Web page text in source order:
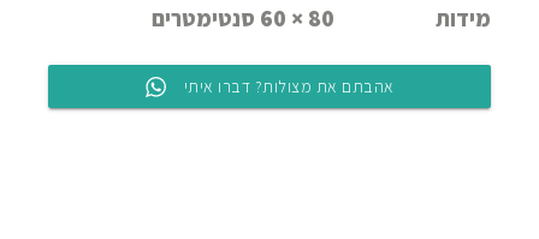
מידות 80 × 60 סנטימטרים
אהבתם את מצולות? דברו איתי